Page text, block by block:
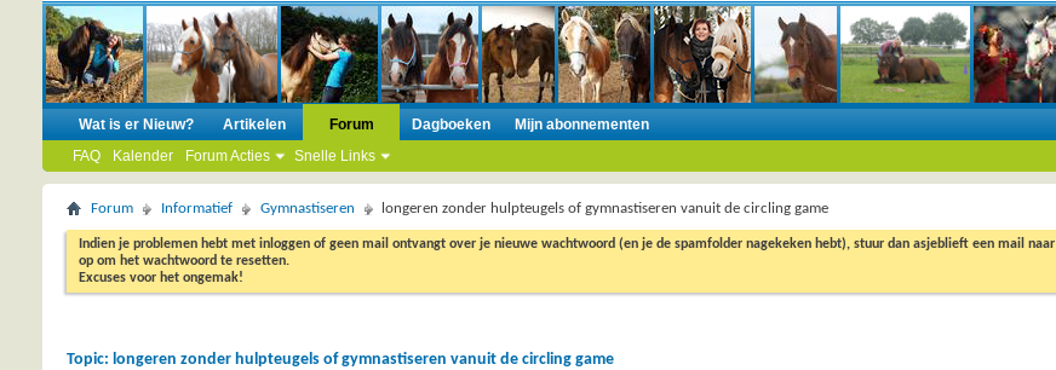
Wat is er Nieuw? Artikelen
Forum
FAQ
Kalender Forum Acties Snelle Links
Dagboeken
Mijn abonnementen
Forum Informatief Gymnastiseren longeren zonder hulpteugels of gymnastiseren vanuit de circling game
Indien je problemen hebt met inloggen of geen mail ontvangt over je nieuwe wachtwoord (en je de spamfolder nagekeken hebt), stuur dan asjeblieft een mail naar
op om het wachtwoord te resetten.
Excuses voor het ongemak!
Topic: longeren zonder hulpteugels of gymnastiseren vanuit de circling game